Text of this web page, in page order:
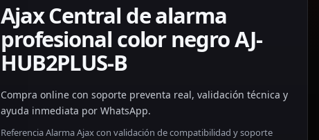
Ajax Central de alarma
profesional color negro AJ-
HUB2PLUS-B
Compra online con soporte preventa real, validación técnica y
ayuda inmediata por WhatsApp.
Referencia Alarma Ajax con validación de compatibilidad y soporte